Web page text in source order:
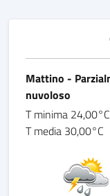
Mattino -
nuvoloso
T minima 24,00°C
T media 30,00°C